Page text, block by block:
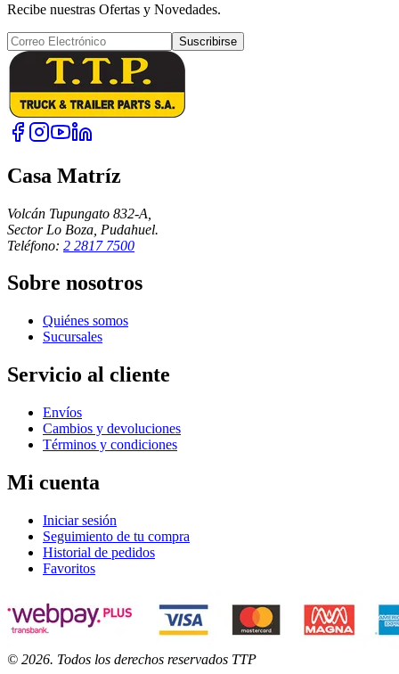
Recibe nuestras Ofertas y Novedades.
Suscribirse
Casa Matríz
Volcán Tupungato 832-A,
Sector Lo Boza, Pudahuel.
Teléfono: 2 2817 7500
Sobre nosotros
Quiénes somos
Sucursales
Servicio al cliente
Envíos
Cambios y devoluciones
Términos y condiciones
Mi cuenta
Iniciar sesión
Seguimiento de tu compra
Historial de pedidos
Favoritos
© 2026. Todos los derechos reservados TTP